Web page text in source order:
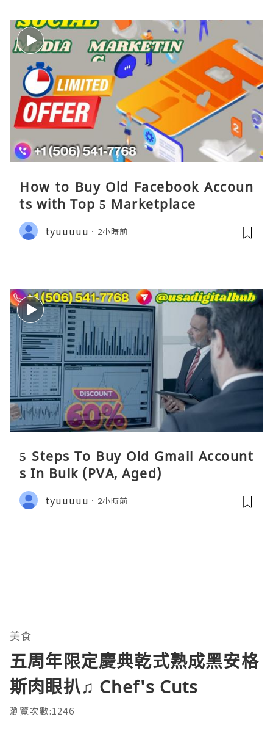
How to Buy Old Facebook Accoun
ts​ with Top 5 Marketplace
tyuuuuu 2小時前
5 Steps To Buy Old Gmail Account
s In Bulk (PVA, Aged)
tyuuuuu 2小時前
美食
五周年限定慶典乾式熟成黑安格
斯肉眼扒♫ Chef's Cuts
瀏覽次數:1246